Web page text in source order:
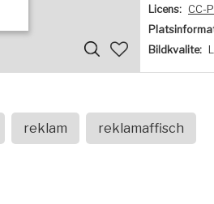
Licens: CC-
Bildkvalite:
reklam reklamaffisch